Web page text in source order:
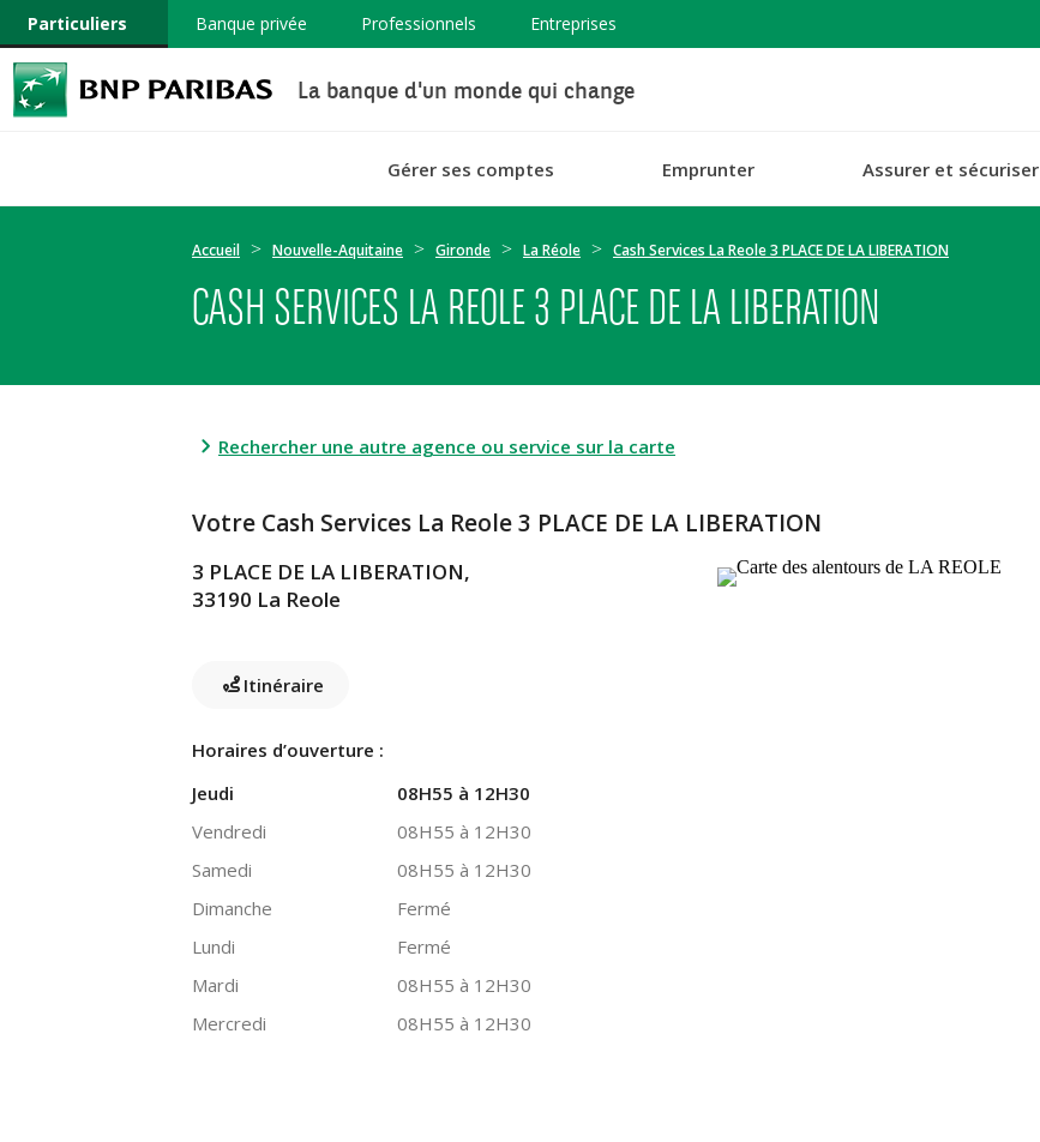
Particuliers Banque privée Professionnels Entreprises
La banque d'un monde qui change
Gérer ses comptes Emprunter Assurer et sécuriser
Accueil Nouvelle-Aquitaine Gironde La Réole Cash Services La Reole 3 PLACE DE LA LIBERATION
CASH SERVICES LA REOLE 3 PLACE DE LA LIBERATION
Rechercher une autre agence ou service sur la carte
Votre Cash Services La Reole 3 PLACE DE LA LIBERATION
3 PLACE DE LA LIBERATION,
33190 La Reole
Itinéraire
Horaires d’ouverture :
Jeudi
08H55 à 12H30
Vendredi
08H55 à 12H30
Samedi
08H55 à 12H30
Dimanche
Fermé
Lundi
Fermé
Mardi
08H55 à 12H30
Mercredi
08H55 à 12H30